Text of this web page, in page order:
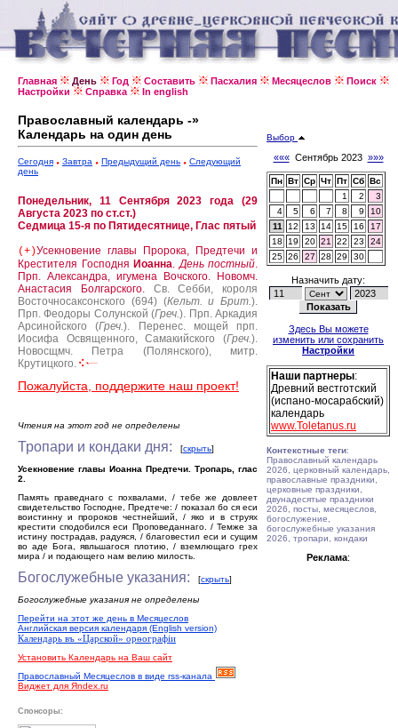
Главная День Год Составить Пасхалия Месяцеслов
Поиск
Настройки
Справка In english
Православный календарь -»
Календарь на один день
Сегодня Завтра Предыдущий день
Следующий
день
Понедельник, 11 Сентября 2023 года (29
Августа 2023 по ст.ст.)
Седмица 15-я по Пятидесятнице, Глас пятый
(+)Усекновение главы Пророка, Предтечи и
Крестителя Господня Иоанна.День постный.
Прп. Александра, игумена Вочского.
Новомч.
Анастасия Болгарского. Св. Себби, короля
Восточносаксонского (694) (Кельт. и Брит.).
Прп. Феодоры Солунской (Греч.). Прп. Аркадия
Арсинойского (Греч.).
Перенес. мощей прп.
Иосифа Освященного, Самакийского (Греч.).
Новосщмч. Петра (Полянского), митр.
Крутицкого.
Пожалуйста, поддержите наш проект!
Чтения на этот год не определены
Тропари и кондаки дня: [скрыть]
Усекновение главы Иоанна Предтечи. Тропарь, глас
2.
Память праведнаго с похвалами, / тебе же довлеет
свидетельство Господне, Предтече: / показал бо ся еси
воистинну и пророков честнейший, / яко и в струях
крестити сподобился еси Проповеданнаго. / Темже за
истину пострадав, радуяся, / благовестил еси и сущим
во аде Бога, явльшагося плотию, / вземлющаго грех
мира / и подающего нам велию милость.
Богослужебные указания: [скрыть]
Богослужебные указания не определены
Перейти на этот же день в Месяцеслов
Английская версия календаря (English version)
Календарь въ «Царской» орѳографiи
Установить Календарь на Ваш сайт
Православный Месяцеслов в виде rss-канала
Виджет для Яndex.ru
Выбор
«««Сентябрь 2023 »»»
Пн Вт Ср Чт Пт Сб Вс
1
2
3
4
5 6 7 8 9
10
11
12 13 14 15 16
17
18
19 20 21 22 23
24
25 26 27 28 29 30
Назначить дату:
Здесь Вы можете
изменить или сохранить
Настройки
Наши партнеры:
Древний вестготский
(испано-мосарабский)
календарь
www.Toletanus.ru
Контекстные теги:
Православный календарь
2026, церковный календарь,
православные праздники,
церковные праздники,
двунадесятые праздники
2026, посты, месяцеслов,
богослужение,
богослужебные указания
2026, тропари, кондаки
Реклама:
Спонсоры: